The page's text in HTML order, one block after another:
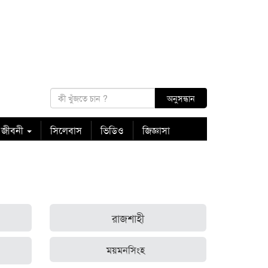
সিলেবাস ভিডিও জিজ্ঞাসা
রাজশাহী
ময়মনসিংহ